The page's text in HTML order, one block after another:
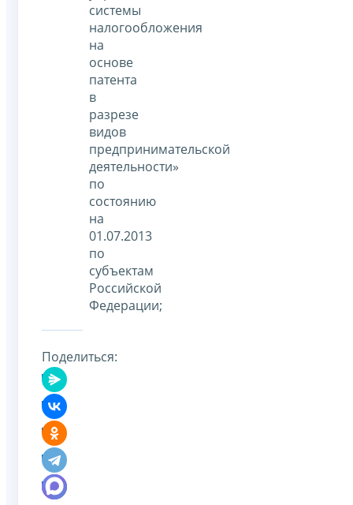
системы
налогообложения
на
основе
патента
в
разрезе
видов
предпринимательской
деятельности»
по
состоянию
на
01.07.2013
по
субъектам
Российской
Федерации;
Поделиться: